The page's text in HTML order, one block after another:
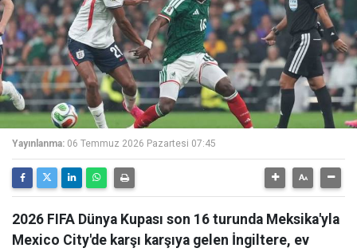
Yayınlanma: 06 Temmuz 2026 Pazartesi 07:45
2026 FIFA Dünya Kupası son 16 turunda Meksika'yla
Mexico City'de karşı karşıya gelen İngiltere, ev